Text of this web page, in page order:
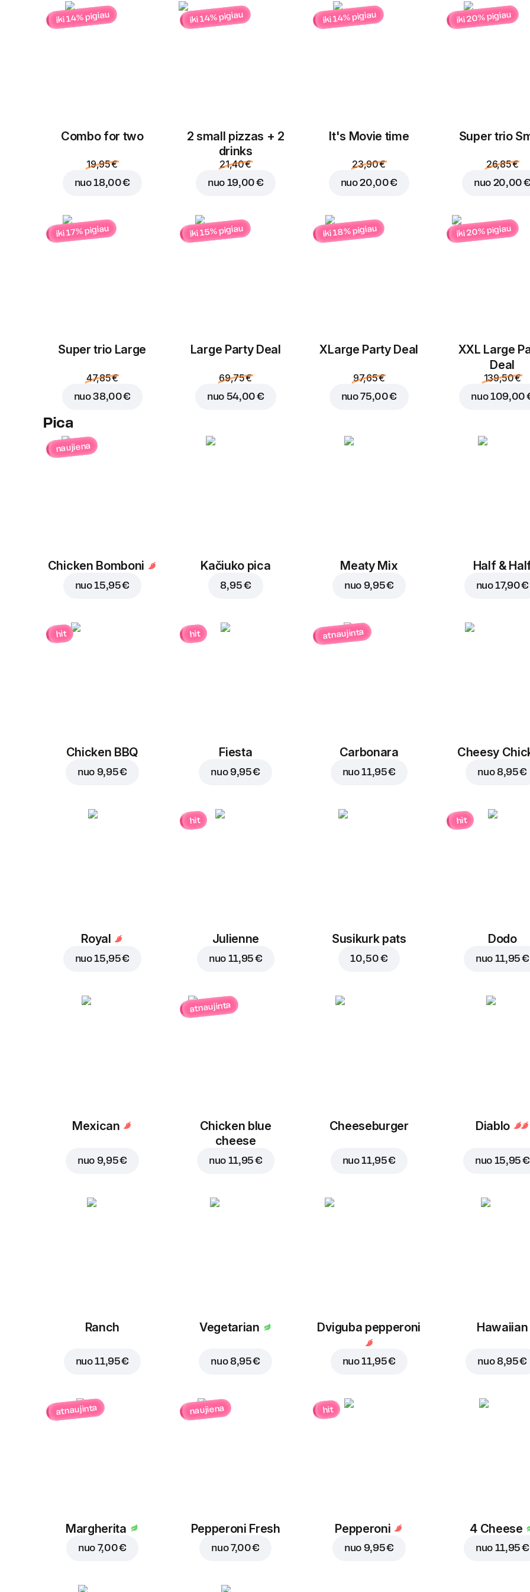
1,25 €
agurkai
Pomidorai
1,25 €
Žalioji paprika
iki 14% pigiau
Combo for two
19,95 €
nuo18,00 €
iki 14% pigiau
2 small pizzas + 2
drinks
21,40 €
nuo 19,00 €
iki 14% pigiau
It's Movie time
23,90 €
nuo20,00 €
iki 20% pigiau
Super trio
26,85 €
nuo 20,00 €
iki 17% pigiau
Super trio Large
47,85 €
nuo38,00 €
iki 15% pigiau
Large Party Deal
69,75 €
nuo 54,00 €
iki 18% pigiau
ХLarge Party Deal
97,65 €
nuo75,00 €
iki 20% pigiau
XXL Large
Deal
139,50 €
nuo 109,00
Pica
naujiena
Chicken Bomboni
nuo15,95 €
Kačiuko pica
8,95 €
Meaty Mix
nuo 9,95 €
Half &
nuo17,90 €
hit
Chicken BBQ
nuo 9,95 €
hit
Fiesta
nuo 9,95 €
atnaujinta
Carbonara
nuo11,95 €
Cheesy
nuo 8,95 €
Royal
nuo15,95 €
hit
Julienne
nuo 11,95 €
Susikurk pats
10,50 €
hit
Dodo
nuo 11,95 €
Mexican
nuo 9,95 €
atnaujinta
Chicken blue
cheese
nuo 11,95 €
Cheeseburger
nuo11,95 €
Diablo
nuo 15,95 €
Ranch
nuo11,95 €
Vegetarian
nuo 8,95 €
Dviguba pepperoni
nuo11,95 €
Hawaiian
nuo 8,95 €
atnaujinta
Margherita
nuo 7,00 €
naujiena
Pepperoni Fresh
nuo7,00 €
hit
Pepperoni
nuo 9,95 €
4 Cheese
nuo 11,95 €